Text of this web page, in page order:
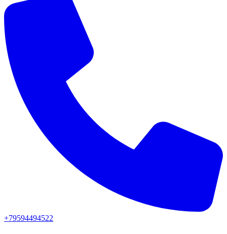
+79594494522